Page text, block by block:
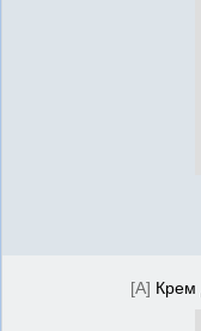
[А] Крем